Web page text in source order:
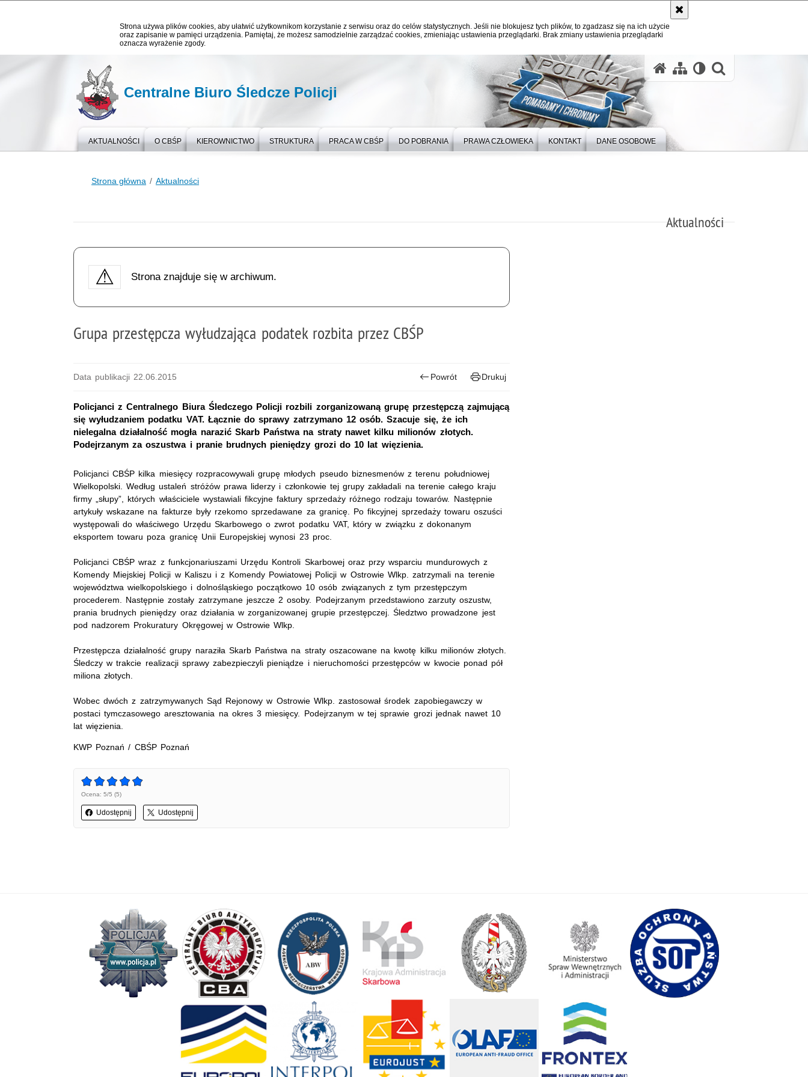
Strona używa plików cookies, aby ułatwić użytkownikom korzystanie z serwisu oraz do celów statystycznych. Jeśli nie blokujesz tych plików, to zgadzasz się na ich użycie
oraz zapisanie w pamięci urządzenia. Pamiętaj, że możesz samodzielnie zarządzać cookies, zmieniając ustawienia przeglądarki. Brak zmiany ustawienia przeglądarki
oznacza wyrażenie zgody.
Centralne Biuro Śledcze Policji
AKTUALNOŚCI O CBŚP KIEROWNICTWO STRUKTURA PRACA W CBŚP DO POBRANIA PRAWA CZŁOWIEKA KONTAKT DANE OSOBOWE
Strona główna Aktualności
Aktualności
Strona znajduje się w archiwum.
Grupa przestępcza wyłudzająca podatek rozbita przez CBŚP
Data publikacji 22.06.2015 Powrót Drukuj
Policjanci z Centralnego Biura Śledczego Policji rozbili zorganizowaną grupę przestępczą zajmującą
się wyłudzaniem podatku VAT. Łącznie do sprawy zatrzymano 12 osób. Szacuje się, że ich
nielegalna działalność mogła narazić Skarb Państwa na straty nawet kilku milionów złotych.
Podejrzanym za oszustwa i pranie brudnych pieniędzy grozi do 10 lat więzienia.
Policjanci CBŚP kilka miesięcy rozpracowywali grupę młodych pseudo biznesmenów z terenu południowej
Wielkopolski. Według ustaleń stróżów prawa liderzy i członkowie tej grupy zakładali na terenie całego kraju
firmy „słupy”, których właściciele wystawiali fikcyjne faktury sprzedaży różnego rodzaju towarów. Następnie
artykuły wskazane na fakturze były rzekomo sprzedawane za granicę. Po fikcyjnej sprzedaży towaru oszuści
występowali do właściwego Urzędu Skarbowego o zwrot podatku VAT, który w związku z dokonanym
eksportem towaru poza granicę Unii Europejskiej wynosi 23 proc.
Policjanci CBŚP wraz z funkcjonariuszami Urzędu Kontroli Skarbowej oraz przy wsparciu mundurowych z
Komendy Miejskiej Policji w Kaliszu i z Komendy Powiatowej Policji w Ostrowie Wlkp. zatrzymali na terenie
województwa wielkopolskiego i dolnośląskiego początkowo 10 osób związanych z tym przestępczym
procederem. Następnie zostały zatrzymane jeszcze 2 osoby. Podejrzanym przedstawiono zarzuty oszustw,
prania brudnych pieniędzy oraz działania w zorganizowanej grupie przestępczej. Śledztwo prowadzone jest
pod nadzorem Prokuratury Okręgowej w Ostrowie Wlkp.
Przestępcza działalność grupy naraziła Skarb Państwa na straty oszacowane na kwotę kilku milionów złotych.
Śledczy w trakcie realizacji sprawy zabezpieczyli pieniądze i nieruchomości przestępców w kwocie ponad pół
miliona złotych.
Wobec dwóch z zatrzymywanych Sąd Rejonowy w Ostrowie Wlkp. zastosował środek zapobiegawczy w
postaci tymczasowego aresztowania na okres 3 miesięcy. Podejrzanym w tej sprawie grozi jednak nawet 10
lat więzienia.
KWP Poznań / CBŚP Poznań
Ocena: 5/5 (5)
Udostępnij Udostępnij